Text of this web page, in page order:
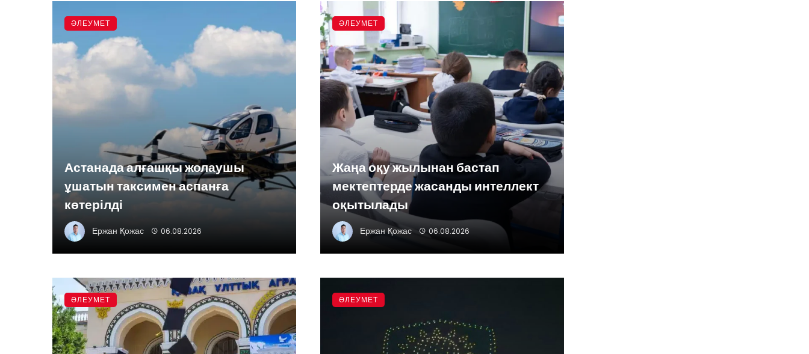
Астанада алғашқы жолаушы
ұшатын таксимен аспанға
көтерілді
Ержан Қожас 06.08.2026
ӘЛЕУМЕТ
Жаңа оқу жылынан бастап
мектептерде жасанды интеллект
оқытылады
Ержан Қожас 06.08.2026
ӘЛЕУМЕТ
ӘЛЕУМЕТ ӘЛЕУМЕТ